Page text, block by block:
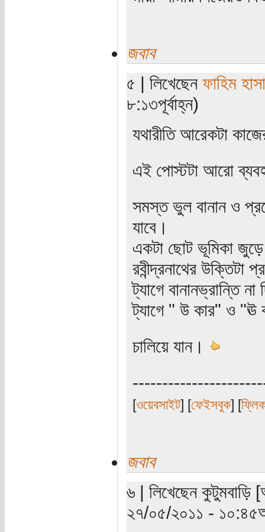
জবাব
৫ | লিখেছেন ফাহিম
৮:১৩পূর্বাহ্ন)
যথারীতি আরেকটা
এই পোস্টটা আরো
সমস্ত ভুল বানান ও
যাবে।
একটা ছোট ভূমিকা
রবীন্দ্রনাথের উক্তিটা
ট্যাগে বানানভ্রান্তি
ট্যাগে " উ কার" ও "ঊ
চালিয়ে যান।
[ওয়েবসাইট] [ফেইসবুক] [
জবাব
৬ | লিখেছেন কুটুমবাড়ি
২৭/০৫/২০১১ -